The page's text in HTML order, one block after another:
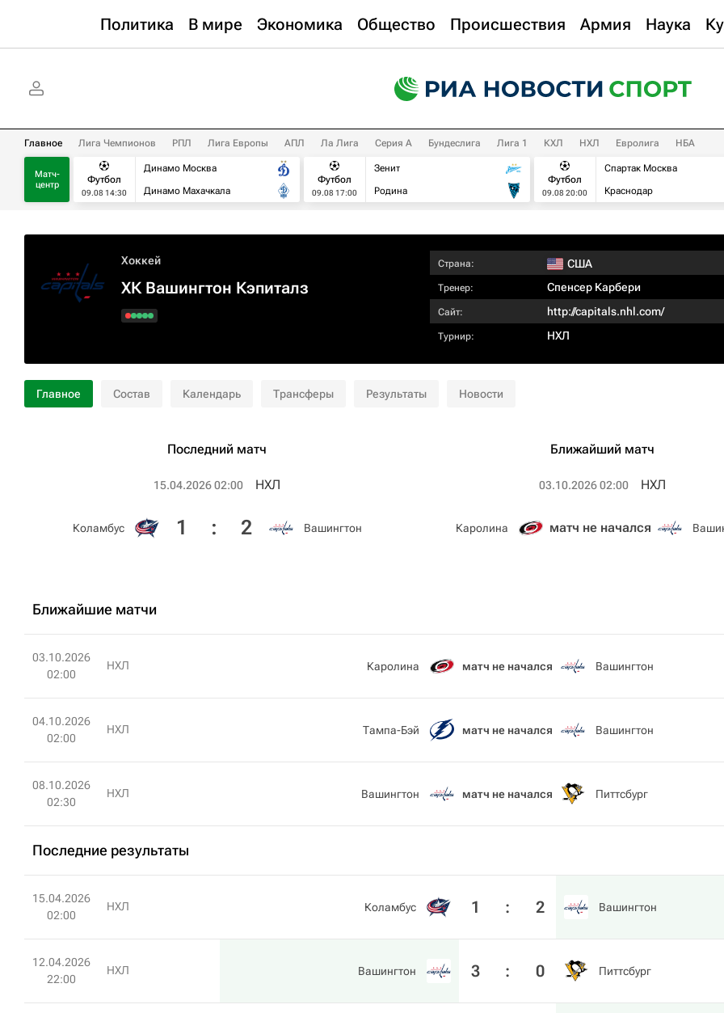
Политика В мире Экономика Общество Происшествия Армия Наука
Главное Лига Чемпионов РПЛ Лига Европы АПЛ Ла Лига Серия А Бундеслига Лига 1 КХЛ НХЛ Евролига НБА
Матч-
центр
Футбол
09.08 14:30
Динамо Москва
Динамо Махачкала
Футбол
09.08 17:00
Зенит
Родина
Футбол
09.08 20:00
Спартак Москва
Краснодар
Хоккей
ХК Вашингтон Кэпиталз
Страна: США
Тренер: Спенсер Карбери
Сайт: http://capitals.nhl.com/
Турнир: НХЛ
Главное Состав Календарь Трансферы Результаты Новости
Последний матч
15.04.2026 02:00 НХЛ
Коламбус 1 : 2 Вашингтон
Ближайший матч
03.10.2026 02:00 НХЛ
Каролина матч не начался
Ближайшие матчи
03.10.2026
02:00
НХЛ Каролина матч не начался Вашингтон
04.10.2026
02:00
НХЛ Тампа-Бэй матч не начался Вашингтон
08.10.2026
02:30
НХЛ Вашингтон матч не начался Питтсбург
Последние результаты
15.04.2026
02:00
НХЛ Коламбус 1 : 2 Вашингтон
12.04.2026
22:00
НХЛ Вашингтон 3 : 0 Питтсбург